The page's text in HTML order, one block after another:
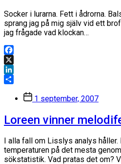
Socker i lurarna. Fett i ådrorna.
sprang jag på mig själv vid ett
jag frågade vad klockan…
Facebook
X
LinkedIn
Inläggsdatum
1 september, 2007
Loreen vinner
I alla fall om Lisslys analys
temperaturen på det mesta
sökstatistik. Vad pratas det om?